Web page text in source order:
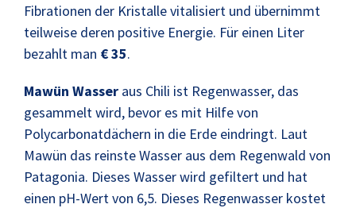
Fibrationen der Kristalle vitalisiert und übernimmt
teilweise deren positive Energie. Für einen Liter
bezahlt man € 35.
Mawün Wasser aus Chili ist Regenwasser, das
gesammelt wird, bevor es mit Hilfe von
Polycarbonatdächern in die Erde eindringt. Laut
Mawün das reinste Wasser aus dem Regenwald von
Patagonia. Dieses Wasser wird gefiltert und hat
einen pH-Wert von 6,5. Dieses Regenwasser kostet